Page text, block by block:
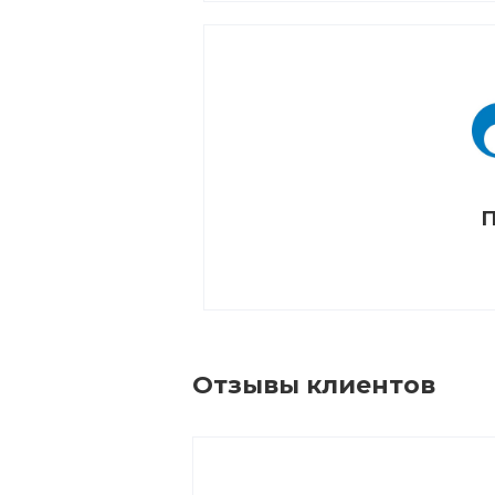
Отзывы клиентов